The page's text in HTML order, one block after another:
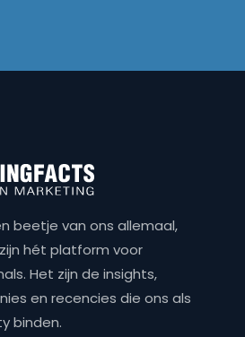
beetje van ons allemaal,
hét platform voor
Het zijn de insights,
en recencies die ons als
binden.